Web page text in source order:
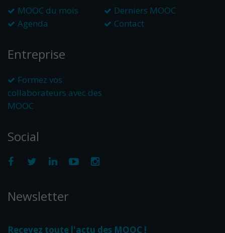
MOOC du mois
Derniers MOOC
Agenda
Contact
Entreprise
Formez vos
collaborateurs avec des
MOOC
Social
Newsletter
Recevez toute l'actu des MOOC !